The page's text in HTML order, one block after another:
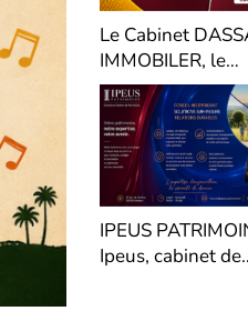
Fan de Funk
Cryptom06